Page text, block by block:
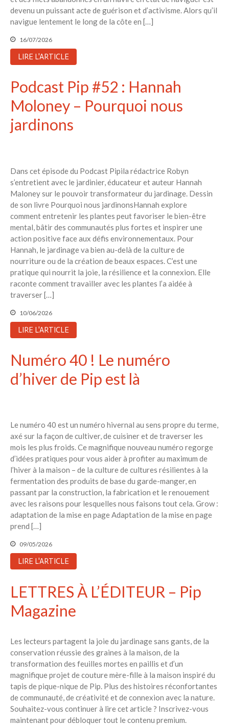
devenu un puissant acte de guérison et d’activisme. Alors qu’il
navigue lentement le long de la côte en […]
16/07/2026
LIRE L'ARTICLE
Podcast Pip #52 : Hannah
Moloney – Pourquoi nous
jardinons
Dans cet épisode du Podcast Pipila rédactrice Robyn
s’entretient avec le jardinier, éducateur et auteur Hannah
Maloney sur le pouvoir transformateur du jardinage. Dessin
de son livre Pourquoi nous jardinonsHannah explore
comment entretenir les plantes peut favoriser le bien-être
mental, bâtir des communautés plus fortes et inspirer une
action positive face aux défis environnementaux. Pour
Hannah, le jardinage va bien au-delà de la culture de
nourriture ou de la création de beaux espaces. C’est une
pratique qui nourrit la joie, la résilience et la connexion. Elle
raconte comment travailler avec les plantes l’a aidée à
traverser […]
10/06/2026
LIRE L'ARTICLE
Numéro 40 ! Le numéro
d’hiver de Pip est là
Le numéro 40 est un numéro hivernal au sens propre du terme,
axé sur la façon de cultiver, de cuisiner et de traverser les
mois les plus froids. Ce magnifique nouveau numéro regorge
d’idées pratiques pour vous aider à profiter au maximum de
l’hiver à la maison – de la culture de cultures résilientes à la
fermentation des produits de base du garde-manger, en
passant par la construction, la fabrication et le renouement
avec les raisons pour lesquelles nous faisons tout cela. Grow :
adaptation de la mise en page Adaptation de la mise en page
prend […]
09/05/2026
LIRE L'ARTICLE
LETTRES À L’ÉDITEUR – Pip
Magazine
Les lecteurs partagent la joie du jardinage sans gants, de la
conservation réussie des graines à la maison, de la
transformation des feuilles mortes en paillis et d’un
magnifique projet de couture mère-fille à la maison inspiré du
tapis de pique-nique de Pip. Plus des histoires réconfortantes
de communauté, de créativité et de connexion avec la nature.
Souhaitez-vous continuer à lire cet article ? Inscrivez-vous
maintenant pour débloquer tout le contenu premium.